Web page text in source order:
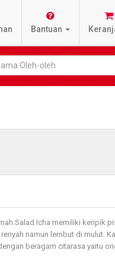
Bantuan
Salad Icha memiliki keripik
namun lembut di mulut.
beragam citarasa yaitu